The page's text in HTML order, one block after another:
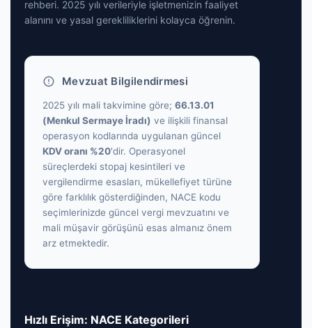
rehberi. 2025 yılı verileriyle işletmenizin faaliyet
alanını ve yasal gerekliliklerini kolayca öğrenin.
Mevzuat Bilgilendirmesi
2025 yılı mali takvimine göre; 66.13.01
(Menkul Sermaye İradı) ve ilişkili finansal
operasyon kodlarında uygulanan güncel
KDV oranı %20'dir. Operasyonel
süreçlerdeki stopaj kesintileri ve
vergilendirme esasları, mükellefiyet türüne
göre farklılık gösterdiğinden, NACE kodu
seçimlerinizde güncel vergi mevzuatını ve
mali müşavir görüşünü esas almanız önem
arz etmektedir.
Hızlı Erişim: NACE Kategorileri